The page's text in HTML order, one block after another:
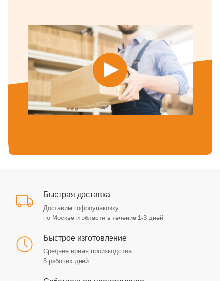
Быстрая доставка
Доставим гофроупаковку
по Москве и области в течение 1-3 дней
Быстрое изготовление
Среднее время производства
5 рабочих дней